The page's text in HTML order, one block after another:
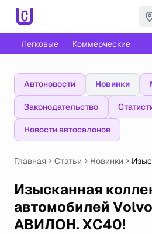
Легковые Коммерческие
Автоновости Новинки
Законодательство
Новости автосалонов
Главная Статьи Новинки
Car
Изысканная
автомобилей
АВИЛОН. XС40!